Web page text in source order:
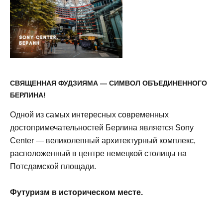
СВЯЩЕННАЯ ФУДЗИЯМА — СИМВОЛ ОБЪЕДИНЕННОГО
БЕРЛИНА!
Одной из самых интересных современных
достопримечательностей Берлина является Sony
Center — великолепный архитектурный комплекс,
расположенный в центре немецкой столицы на
Потсдамской площади.
Футуризм в историческом месте.